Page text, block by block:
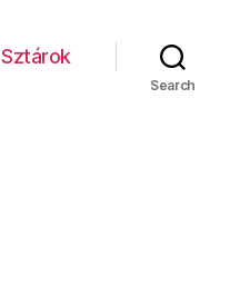
Sztárok
Search